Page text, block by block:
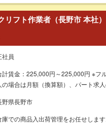
リフト作業者（長野市 本社
社員
計賃金：225,000円～225,000円 ※フ
の場合は月額（換算額）、パート求
野県長野市
庫での商品入出荷管理をお任せしま